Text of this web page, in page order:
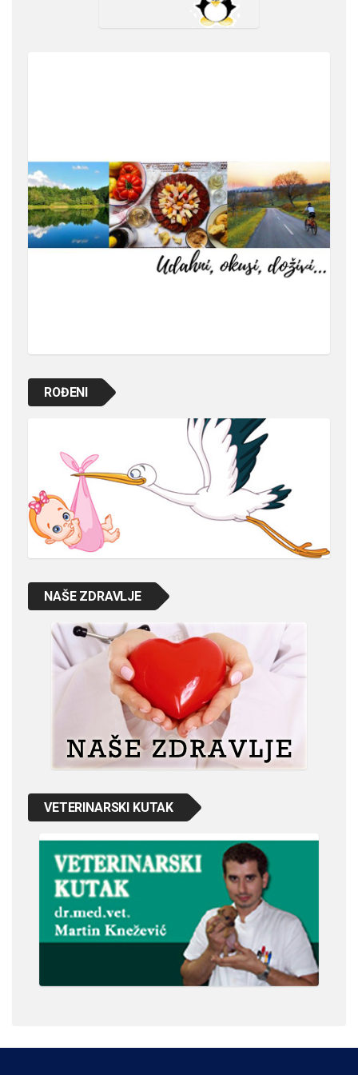
ROĐENI
NAŠE ZDRAVLJE
VETERINARSKI KUTAK